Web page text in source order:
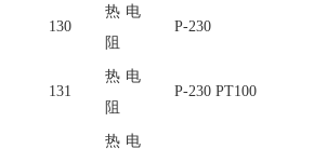
130
热电
阻
P-230
131
热电
阻
P-230 PT100
热电